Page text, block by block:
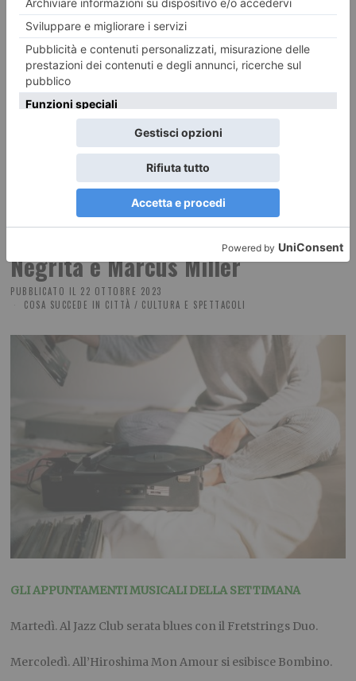
avidità da sempre al centro dell’eterno “atomo opaco”. In questa sorta di
traballamento generale e di scossoni positivi che non risolvono, De Niro
è malvagissimo quando deve fare il malvagio, e soprattutto sa farlo, Di
Caprio si stampa in viso la maschera dell’imbelle e non la lascia più,
incarognendola ancor più con quel trucco alla “Padrino” di Marlon
Brando, cotone tra gengive e guance e bocca che guarda in giù. Non
aiuta certo la Mollie di Lily Gladstone, anima del Bene, ma troppo
sottotono per reggere il peso della bontà e della vittoria.
Rock Jazz e dintorni a Torino. I
Negrita e Marcus Miller
PUBBLICATO IL 22 OTTOBRE 2023
COSA SUCCEDE IN CITTÀ / CULTURA E SPETTACOLI
GLI APPUNTAMENTI MUSICALI DELLA SETTIMANA
Martedì.Al Jazz Club serata blues con il Fretstrings Duo.
Mercoledì.All’Hiroshima Mon Amour si esibisce Bombino.